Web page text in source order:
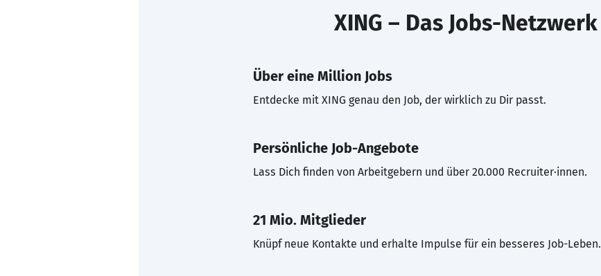
XING – Das Jobs-Netzwerk
Über eine Million Jobs
Entdecke mit XING genau den Job, der wirklich zu Dir passt.
Persönliche Job-Angebote
Lass Dich finden von Arbeitgebern und über 20.000 Recruiter·innen.
21 Mio. Mitglieder
Knüpf neue Kontakte und erhalte Impulse für ein besseres Job-Leben.